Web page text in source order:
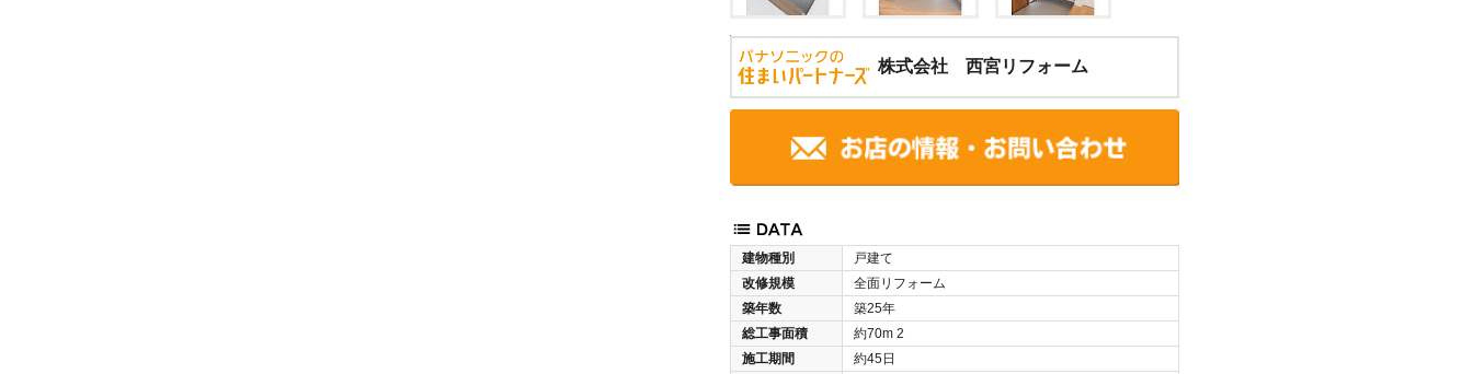
株式会社 西宮リフォーム
建物種別
戸建て
改修規模
全面リフォーム
築年数
築25年
総工事面積
約70m 2
施工期間
約45日